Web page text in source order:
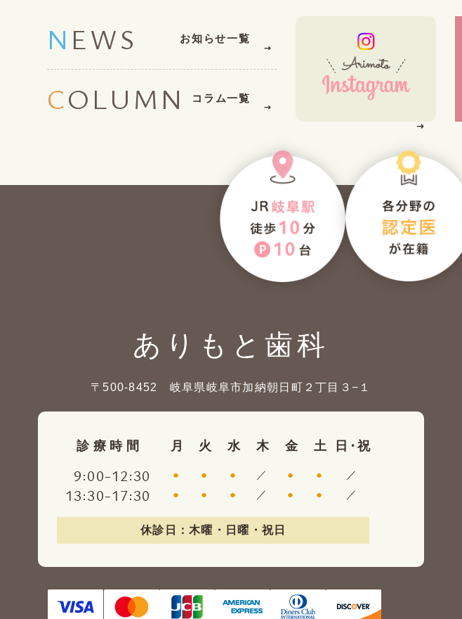
NEWS お知らせ一覧
COLUMN コラム一覧
ありもと歯科
〒500-8452 岐阜県岐阜市加納朝日町２丁目３−１
休診日：木曜・日曜・祝日
診療時間 月 火 水 木 金 土 日・祝
9:00-12:30 ● ● ● ／ ● ● ／
13:30-17:30 ● ● ● ／ ● ● ／